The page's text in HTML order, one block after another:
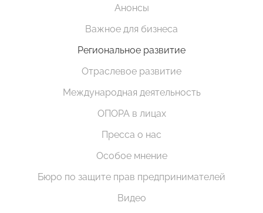
Анонсы
Важное для бизнеса
Региональное развитие
Отраслевое развитие
Международная деятельность
ОПОРА в лицах
Пресса о нас
Особое мнение
Бюро по защите прав предпринимателей
Видео